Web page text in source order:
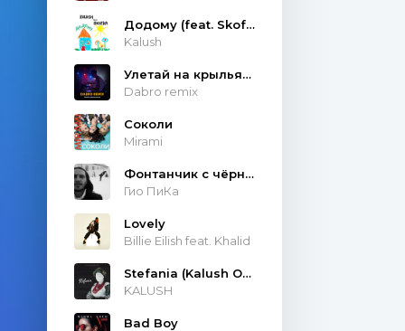
Додому (feat. Skofka)
Kalush
Улетай на крыльях ветра
Dabro remix
Соколи
Mirami
Фонтанчик с чёрным дельфином
Гио ПиКа
Lovely
Billie Eilish feat. Khalid
Stefania (Kalush Orchestra)
KALUSH
Bad Boy